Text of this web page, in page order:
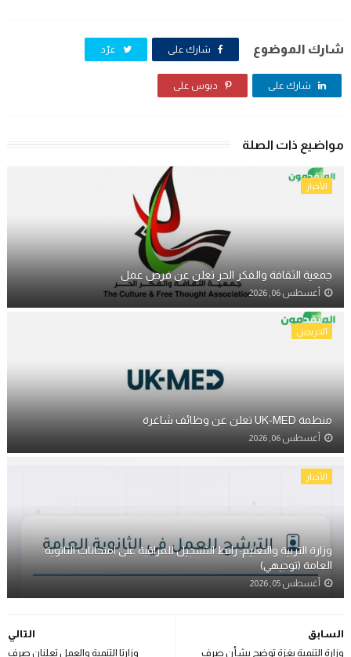
شارك الموضوع شارك على غرّد
شارك على دبوس على
مواضيع ذات الصلة
الأخبار
جمعية الثقافة والفكر الحر تعلن عن فرص عمل
أغسطس 06, 2026
الخريجين
منظمة UK-MED تعلن عن وظائف شاغرة
أغسطس 06, 2026
الأخبار
وزارة التربية والتعليم: رابط التسجيل للمراقبة على امتحانات الثانوية
العامة (توجيهي)
أغسطس 05, 2026
التالي
وزارتا التنمية والعمل تعلنان صرف
السابق
وزارة التنمية بغزة توضح بشأن صرف